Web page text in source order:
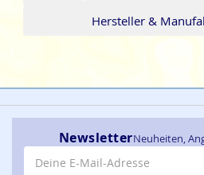
Hersteller &
NewsletterNeuheiten,
E-Mail-Adresse